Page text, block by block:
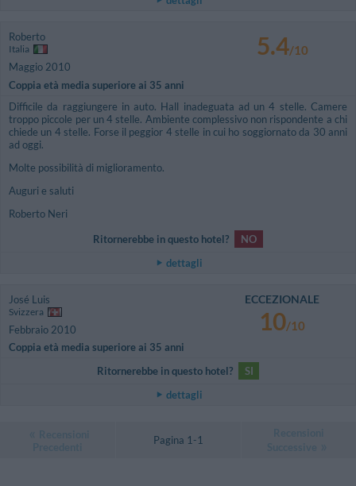
Roberto
Italia
Maggio 2010
Coppia età media superiore ai 35 anni
5.4/10
Difficile da raggiungere in auto. Hall inadeguata ad un 4 stelle. Camere
troppo piccole per un 4 stelle. Ambiente complessivo non rispondente a chi
chiede un 4 stelle. Forse il peggior 4 stelle in cui ho soggiornato da 30 anni
ad oggi.
Molte possibilità di miglioramento.
Auguri e saluti
Roberto Neri
Ritornerebbe in questo hotel?
NO
dettagli
José Luis
Svizzera
Febbraio 2010
Coppia età media superiore ai 35 anni
ECCEZIONALE
10/10
Ritornerebbe in questo hotel?
SI
dettagli
Pagina 1-1